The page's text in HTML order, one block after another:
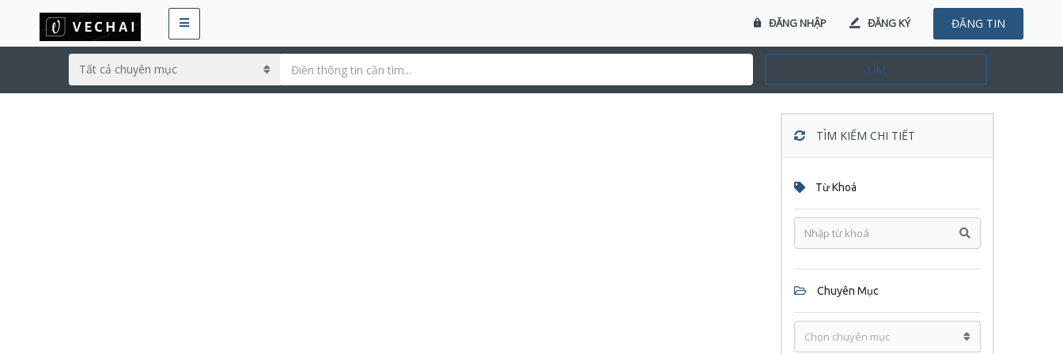
ĐĂNG NHẬP ĐĂNG KÝ ĐĂNG TIN
TÌM
TÌM KIẾM CHI TIẾT
Từ Khoá
Chuyên Mục